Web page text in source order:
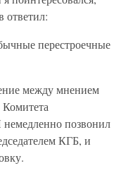
ответил:
перестроечные
между мнением
немедленно позвонил
КГБ, и